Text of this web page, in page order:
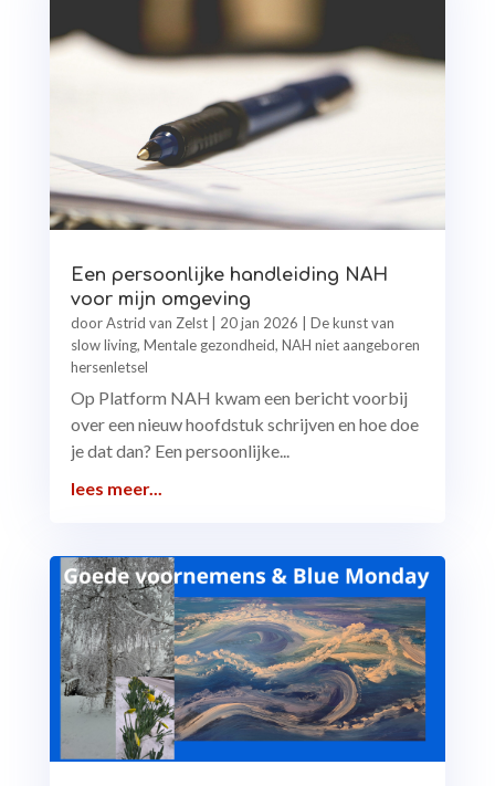
Een persoonlijke handleiding NAH
voor mijn omgeving
doorAstrid van Zelst| 20 jan 2026
De kunst van
slow living, Mentale gezondheid, NAH niet aangeboren
hersenletsel
Op Platform NAH kwam een bericht voorbij
over een nieuw hoofdstuk schrijven en hoe doe
je dat dan? Een persoonlijke...
lees meer...